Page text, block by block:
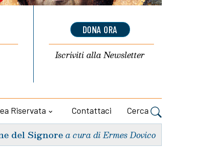
DONA ORA
Iscriviti allaNewsletter
Riservata Contattaci Cerca
del Signorea cura di Ermes Dovico